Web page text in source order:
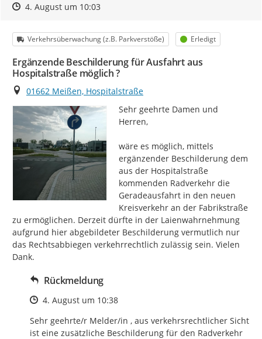
Zeitpunkt des Erstellens
Zeitpunkt des Erstellens
4. August um 10:03Zur Äußerung
Kategorie
Verkehrsüberwachung (z.B. Parkverstöße) Status
Erledigt
Ergänzende Beschilderung für Ausfahrt aus
Hospitalstraße möglich ?
Ort
01662 Meißen, Hospitalstraße
Sehr geehrte Damen und
Herren,
wäre es möglich, mittels
ergänzender Beschilderung dem
aus der Hospitalstraße
kommenden Radverkehr die
Geradeausfahrt in den neuen
Kreisverkehr an der Fabrikstraße
zu ermöglichen. Derzeit dürfte in der Laienwahrnehmung
aufgrund hier abgebildeter Beschilderung vermutlich nur
das Rechtsabbiegen verkehrrechtlich zulässig sein. Vielen
Dank.
Rückmeldung
Zeitpunkt des Erstellens
4. August um 10:38
Sehr geehrte/r Melder/in , aus verkehrsrechtlicher Sicht
ist eine zusätzliche Beschilderung für den Radverkehr